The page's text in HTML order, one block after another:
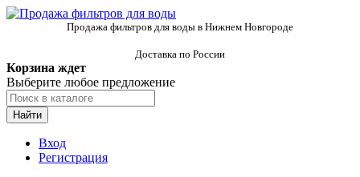
Продажа фильтров для воды в Нижнем Новгороде
Доставка по России
Корзина ждет
Выберите любое предложение
Найти
Вход
Регистрация